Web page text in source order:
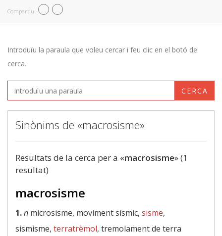
Compartiu
Introduïu la paraula que voleu cercar i feu clic en el botó de
cerca.
CERCA
Sinònims de «macrosisme»
Resultats de la cerca per a «macrosisme» (1
resultat)
macrosisme
1.n microsisme, moviment sísmic, sisme,
sismisme, terratrèmol, tremolament de terra